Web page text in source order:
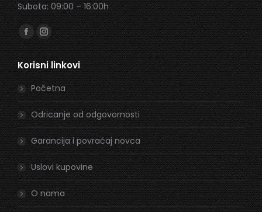
Subota: 09:00 – 16:00h
Find us on:
Facebook
page
opens
in
new
window
Instagram
page
opens
in
new
window
Korisni linkovi
Početna
Odricanje od odgovornosti
Garancija i povraćaj novca
Uslovi kupovine
O nama